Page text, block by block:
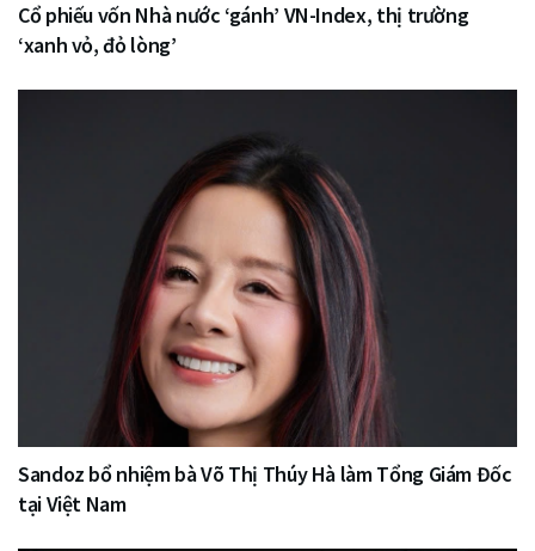
Cổ phiếu vốn Nhà nước ‘gánh’ VN-Index, thị trường
‘xanh vỏ, đỏ lòng’
Sandoz bổ nhiệm bà Võ Thị Thúy Hà làm Tổng Giám Đốc
tại Việt Nam